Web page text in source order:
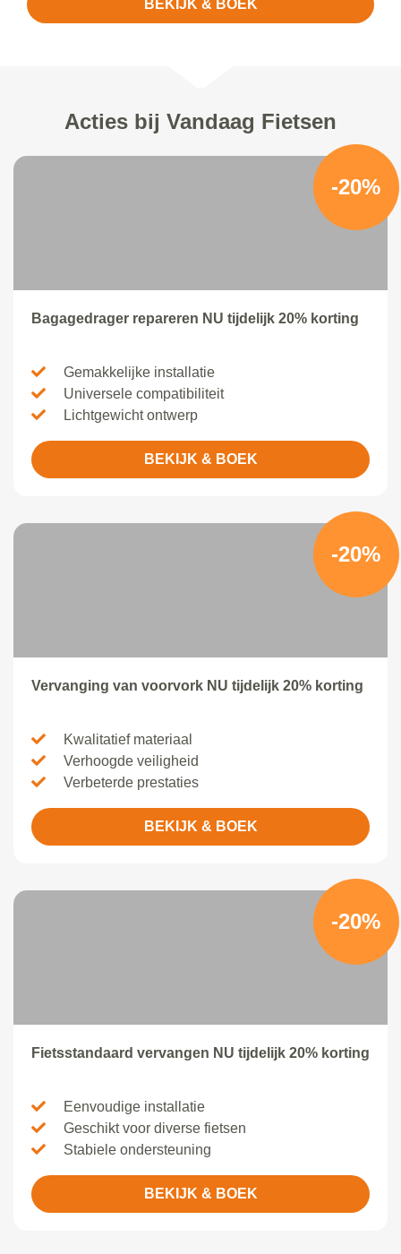
BEKIJK & BOEK
Acties bij Vandaag Fietsen
-20%
Bagagedrager repareren NU tijdelijk 20% korting
Gemakkelijke installatie
Universele compatibiliteit
Lichtgewicht ontwerp
BEKIJK & BOEK
-20%
Vervanging van voorvork NU tijdelijk 20% korting
Kwalitatief materiaal
Verhoogde veiligheid
Verbeterde prestaties
BEKIJK & BOEK
-20%
Fietsstandaard vervangen NU tijdelijk 20% korting
Eenvoudige installatie
Geschikt voor diverse fietsen
Stabiele ondersteuning
BEKIJK & BOEK